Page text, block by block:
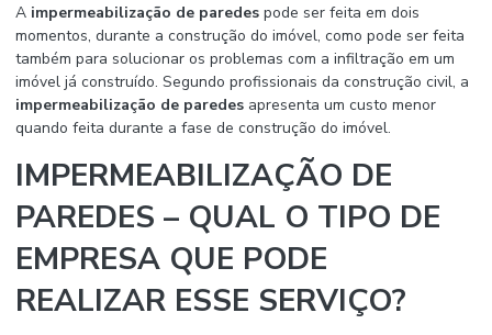
A impermeabilização de paredes pode ser feita em dois
momentos, durante a construção do imóvel, como pode ser feita
também para solucionar os problemas com a infiltração em um
imóvel já construído. Segundo profissionais da construção civil, a
impermeabilização de paredes apresenta um custo menor
quando feita durante a fase de construção do imóvel.
IMPERMEABILIZAÇÃO DE
PAREDES – QUAL O TIPO DE
EMPRESA QUE PODE
REALIZAR ESSE SERVIÇO?